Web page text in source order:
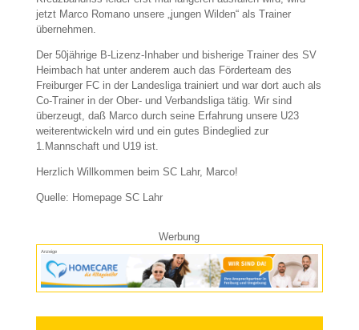
jetzt Marco Romano unsere „jungen Wilden“ als Trainer
übernehmen.
Der 50jährige B-Lizenz-Inhaber und bisherige Trainer des SV
Heimbach hat unter anderem auch das Förderteam des
Freiburger FC in der Landesliga trainiert und war dort auch als
Co-Trainer in der Ober- und Verbandsliga tätig. Wir sind
überzeugt, daß Marco durch seine Erfahrung unsere U23
weiterentwickeln wird und ein gutes Bindeglied zur
1.Mannschaft und U19 ist.
Herzlich Willkommen beim SC Lahr, Marco!
Quelle: Homepage SC Lahr
Werbung
Anzeige